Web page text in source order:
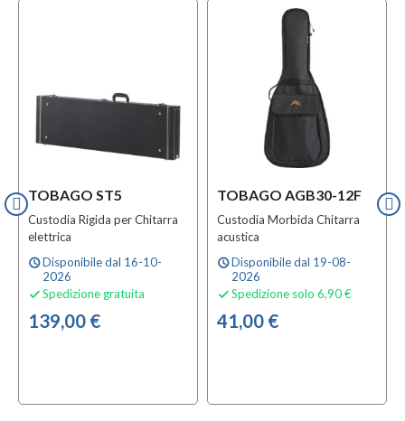
TOBAGO ST5
Custodia Rigida per Chitarra
elettrica
scheduleDisponibile dal 16-10-
2026
 Spedizione gratuita
139,00 €
TOBAGO AGB30-12F
Custodia Morbida Chitarra
acustica
scheduleDisponibile dal 19-08-
2026
 Spedizione solo 6,90 €
41,00 €